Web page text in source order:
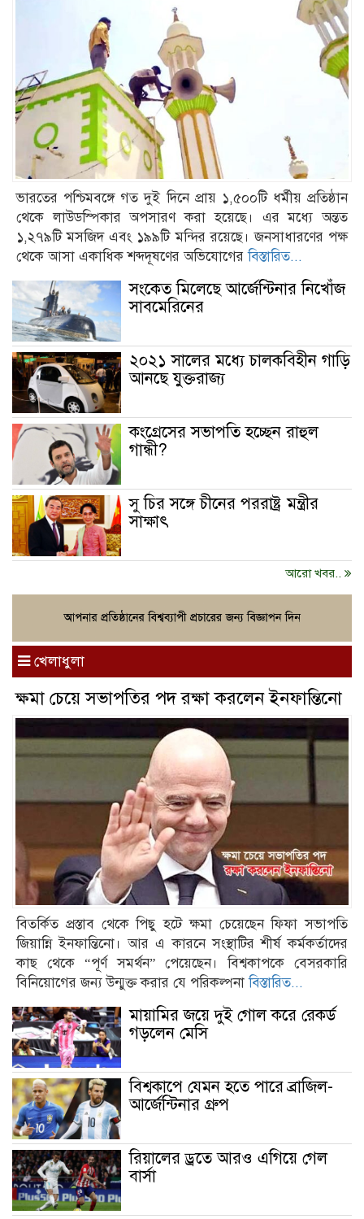
ভারতের পশ্চিমবঙ্গে গত দুই দিনে প্রায় ১,৫০০টি ধর্মীয় প্রতিষ্ঠান
থেকে লাউডস্পিকার অপসারণ করা হয়েছে। এর মধ্যে অন্তত
১,২৭৯টি মসজিদ এবং ১৯৯টি মন্দির রয়েছে। জনসাধারণের পক্ষ
থেকে আসা একাধিক শব্দদূষণের অভিযোগেরবিস্তারিত...
সংকেত মিলেছে আর্জেন্টিনার নিখোঁজ
সাবমেরিনের
২০২১ সালের মধ্যে চালকবিহীন গাড়ি
আনছে যুক্তরাজ্য
কংগ্রেসের সভাপতি হচ্ছেন রাহুল
গান্ধী?
সু চির সঙ্গে চীনের পররাষ্ট্র মন্ত্রীর
সাক্ষাৎ
আরো খবর..
খেলাধুলা
ক্ষমা চেয়ে সভাপতির পদ রক্ষা করলেন ইনফান্তিনো
বিতর্কিত প্রস্তাব থেকে পিছু হটে ক্ষমা চেয়েছেন ফিফা সভাপতি
জিয়ান্নি ইনফান্তিনো। আর এ কারনে সংস্থাটির শীর্ষ কর্মকর্তাদের
কাছ থেকে “পূর্ণ সমর্থন” পেয়েছেন। বিশ্বকাপকে বেসরকারি
বিনিয়োগের জন্য উন্মুক্ত করার যে পরিকল্পনাবিস্তারিত...
মায়ামির জয়ে দুই গোল করে রেকর্ড
গড়লেন মেসি
বিশ্বকাপে যেমন হতে পারে ব্রাজিল-
আর্জেন্টিনার গ্রুপ
রিয়ালের ড্রতে আরও এগিয়ে গেল
বার্সা